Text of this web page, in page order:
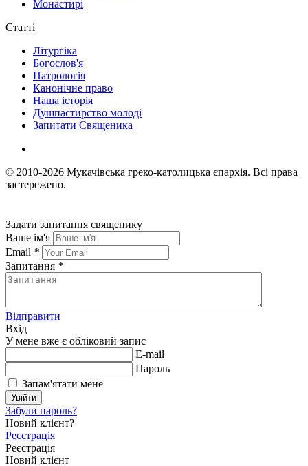
Монастирі
Статті
Літургіка
Богослов'я
Патрологія
Канонічне право
Наша історія
Душпастирство молоді
Запитати Священика
© 2010-2026 Мукачівська греко-католицька єпархія. Всі права
застережено.
Задати запитання священику
Ваше ім'я
Email *
Запитання *
Відправити
Вхід
У мене вже є обліковий запис
E-mail
Пароль
Запам'ятати мене
Увійти
Забули пароль?
Новий клієнт?
Реєстрація
Реєстрація
Новий клієнт